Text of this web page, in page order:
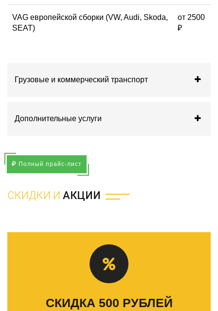
VAG европейской сборки (VW, Audi, Skoda,
SEAT)
от 2500
₽
Грузовые и коммерческий транспорт
Дополнительные услуги
Полный прайс-лист
СКИДКИ И АКЦИИ
СКИДКА 500 РУБЛЕЙ